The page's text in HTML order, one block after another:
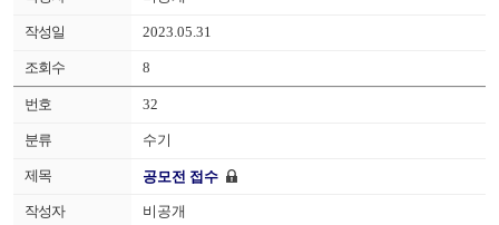
2023.05.31
8
32
수기
공모전 접수
비공개